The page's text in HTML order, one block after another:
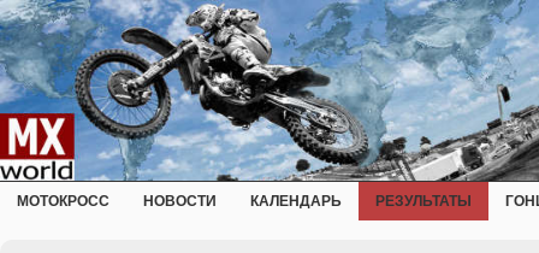
МОТОКРОСС НОВОСТИ КАЛЕНДАРЬ РЕЗУЛЬТАТЫ